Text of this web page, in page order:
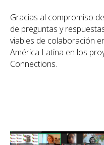
Gracias al compromiso
de preguntas y
viables de colaboración
América Latina en los
Connections.